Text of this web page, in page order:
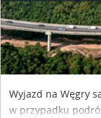
Wyjazd na Węgry
w przypadku